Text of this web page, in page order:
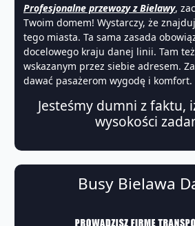
Profesjonalne przewozy z Bielawy,
Twoim domem! Wystarczy, że
tego miasta. Ta sama zasada
docelowego kraju danej linii. Tam
wskazanym przez siebie adresem.
dawać pasażerom wygodę i komfort.
Jesteśmy dumni z faktu,
wysokości
Busy Bielawa